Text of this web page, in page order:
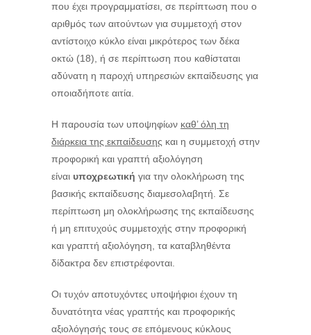
που έχει προγραμματίσει, σε περίπτωση που ο
αριθμός των αιτούντων για συμμετοχή στον
αντίστοιχο κύκλο είναι μικρότερος των δέκα
οκτώ (18), ή σε περίπτωση που καθίσταται
αδύνατη η παροχή υπηρεσιών εκπαίδευσης για
οποιαδήποτε αιτία.
Η παρουσία των υποψηφίων καθ’ όλη τη
διάρκεια της εκπαίδευσης και η συμμετοχή στην
προφορική και γραπτή αξιολόγηση
είναι υποχρεωτική για την ολοκλήρωση της
βασικής εκπαίδευσης διαμεσολαβητή. Σε
περίπτωση μη ολοκλήρωσης της εκπαίδευσης
ή μη επιτυχούς συμμετοχής στην προφορική
και γραπτή αξιολόγηση, τα καταβληθέντα
δίδακτρα δεν επιστρέφονται.
Οι τυχόν αποτυχόντες υποψήφιοι έχουν τη
δυνατότητα νέας γραπτής και προφορικής
αξιολόγησής τους σε επόμενους κύκλους